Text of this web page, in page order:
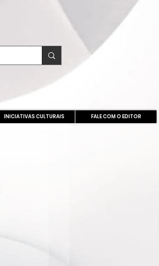
INICIATIVAS CULTURAIS FALE COM O EDITOR